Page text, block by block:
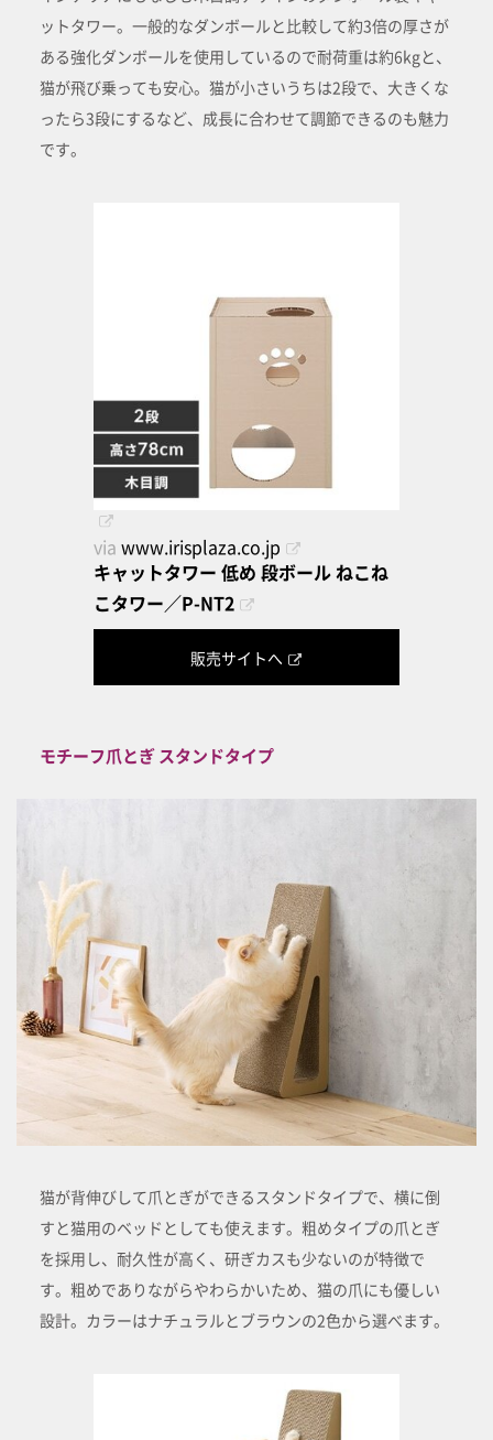
ットタワー。一般的なダンボールと比較して約3倍の厚さが
ある強化ダンボールを使用しているので耐荷重は約6kgと、
猫が飛び乗っても安心。猫が小さいうちは2段で、大きくな
ったら3段にするなど、成長に合わせて調節できるのも魅力
です。
via www.irisplaza.co.jp
キャットタワー 低め 段ボール ねこね
こタワー／P-NT2
販売サイトへ
モチーフ爪とぎ スタンドタイプ
猫が背伸びして爪とぎができるスタンドタイプで、横に倒
すと猫用のベッドとしても使えます。粗めタイプの爪とぎ
を採用し、耐久性が高く、研ぎカスも少ないのが特徴で
す。粗めでありながらやわらかいため、猫の爪にも優しい
設計。カラーはナチュラルとブラウンの2色から選べます。